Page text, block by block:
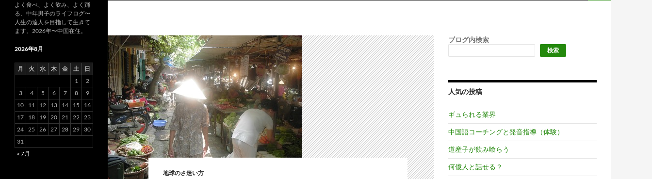
地球のさ迷い方
ブログ内検索
検索
人気の投稿
ギュられる業界
中国語コーチングと発音指導（体験）
道産子が飲み喰らう
何億人と話せる？
よく食べ、よく飲み、よく踊
る、中年男子のライフログ〜
人生の達人を目指して生きて
ます。2026年〜中国在住。
2026年8月
月 火 水 木 金 土
日
1
2
3
4 5 6 7 8
9
10
11 12 13 14 15
16
17
18 19 20 21 22 23
24 25 26 27 28 29
30
31
« 7月